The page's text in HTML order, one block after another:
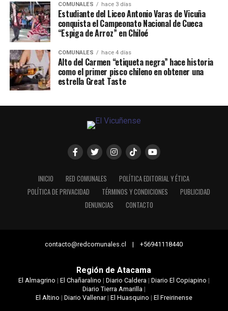
COMUNALES hace 3 días
Estudiante del Liceo Antonio Varas de Vicuña
conquista el Campeonato Nacional de Cueca
“Espiga de Arroz” en Chiloé
COMUNALES hace 4 días
Alto del Carmen “etiqueta negra” hace historia
como el primer pisco chileno en obtener una
estrella Great Taste
INICIO RED COMUNALES
POLÍTICA EDITORIAL Y ÉTICA
POLÍTICA DE PRIVACIDAD
TÉRMINOS Y CONDICIONES
PUBLICIDAD
DENUNCIAS
CONTACTO
contacto@redcomunales.cl | +56941118440
Región de Atacama
El Almagrino | El Chañaralino | Diario Caldera | Diario El Copiapino |
Diario Tierra Amarilla |
El Altino | Diario Vallenar| El Huasquino | El Freirinense